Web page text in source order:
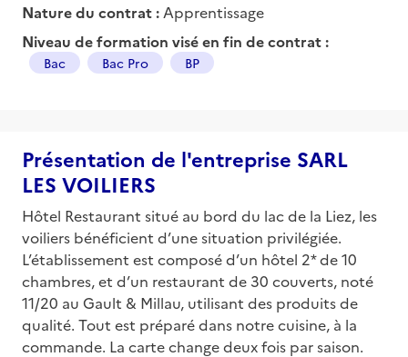
Nature du contrat : Apprentissage
Niveau de formation visé en fin de contrat :
Bac Bac Pro BP
Présentation de l'entreprise SARL
LES VOILIERS
Hôtel Restaurant situé au bord du lac de la Liez, les
voiliers bénéficient d’une situation privilégiée.
L’établissement est composé d’un hôtel 2* de 10
chambres, et d’un restaurant de 30 couverts, noté
11/20 au Gault & Millau, utilisant des produits de
qualité. Tout est préparé dans notre cuisine, à la
commande. La carte change deux fois par saison.